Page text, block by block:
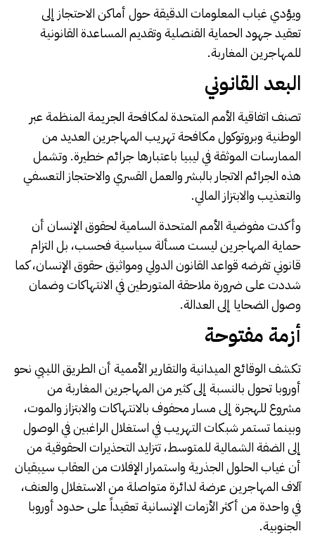
ويؤدي غياب المعلومات الدقيقة حول أماكن الاحتجاز إلى
تعقيد جهود الحماية القنصلية وتقديم المساعدة القانونية
للمهاجرين المغاربة.
البعد القانوني
تصنف اتفاقية الأمم المتحدة لمكافحة الجريمة المنظمة عبر
الوطنية وبروتوكول مكافحة تهريب المهاجرين العديد من
الممارسات الموثقة في ليبيا باعتبارها جرائم خطيرة. وتشمل
هذه الجرائم الاتجار بالبشر والعمل القسري والاحتجاز التعسفي
والتعذيب والابتزاز المالي.
وأكدت مفوضية الأمم المتحدة السامية لحقوق الإنسان أن
حماية المهاجرين ليست مسألة سياسية فحسب، بل التزام
قانوني تفرضه قواعد القانون الدولي ومواثيق حقوق الإنسان، كما
شددت على ضرورة ملاحقة المتورطين في الانتهاكات وضمان
وصول الضحايا إلى العدالة.
أزمة مفتوحة
تكشف الوقائع الميدانية والتقارير الأممية أن الطريق الليبي نحو
أوروبا تحول بالنسبة إلى كثير من المهاجرين المغاربة من
مشروع للهجرة إلى مسار محفوف بالانتهاكات والابتزاز والموت،
وبينما تستمر شبكات التهريب في استغلال الراغبين في الوصول
إلى الضفة الشمالية للمتوسط، تتزايد التحذيرات الحقوقية من
أن غياب الحلول الجذرية واستمرار الإفلات من العقاب سيبقيان
آلاف المهاجرين عرضة لدائرة متواصلة من الاستغلال والعنف،
في واحدة من أكثر الأزمات الإنسانية تعقيداً على حدود أوروبا
الجنوبية.